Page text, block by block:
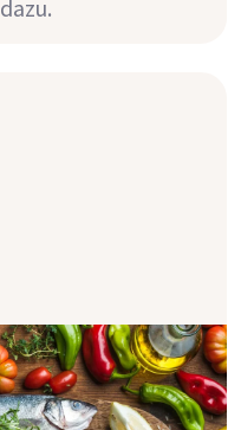
Diät deine
von der